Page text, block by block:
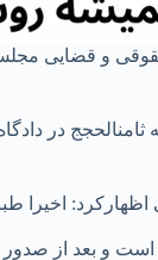
و قضایی
اخیرا
است و بعد از